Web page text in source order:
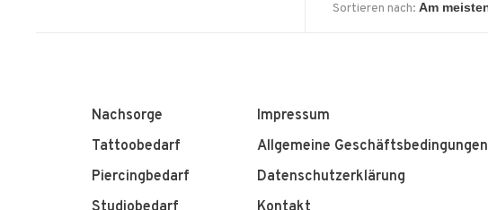
Sortieren nach:
Nachsorge
Tattoobedarf
Piercingbedarf
Impressum
Allgemeine Geschäftsbedingungen
Datenschutzerklärung